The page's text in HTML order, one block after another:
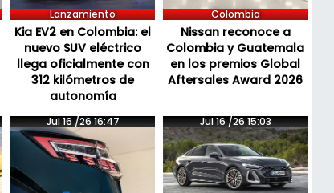
Lanzamiento
Kia EV2 en Colombia: el
nuevo SUV eléctrico
llega oficialmente con
312 kilómetros de
autonomía
Colombia
Nissan reconoce a
Colombia y Guatemala
en los premios Global
Aftersales Award 2026
Jul 16 /26 16:47 Jul 16 /26 15:03